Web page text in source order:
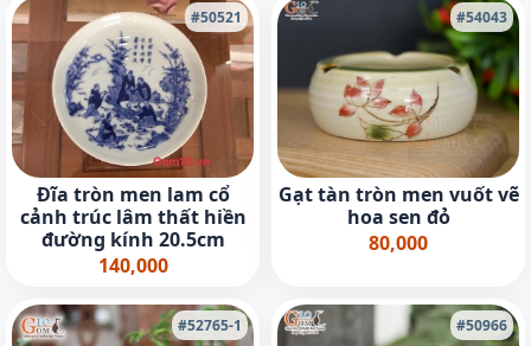
#50521
Đĩa tròn men lam cổ
cảnh trúc lâm thất hiền
đường kính 20.5cm
140,000
#54043
Gạt tàn tròn men vuốt vẽ
hoa sen đỏ
80,000
#52765-1 #50966